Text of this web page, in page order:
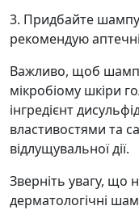
3. Придбайте
рекомендую аптечні
Важливо, щоб
мікробіому шкіри
інгредієнт
властивостями та
відлущувальної дії.
Зверніть увагу, що
дерматологічні